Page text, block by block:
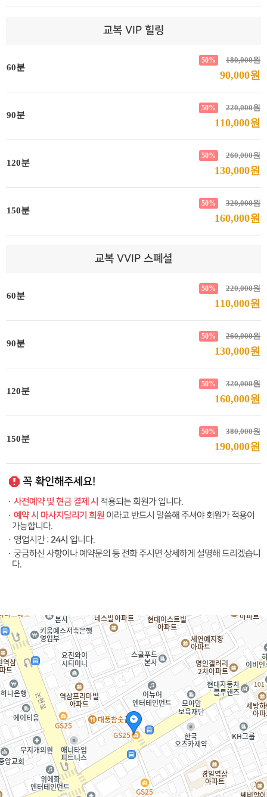
교복 VIP 힐링
60분
180,000원
50%
90,000원
90분
220,000원
50%
110,000원
120분
260,000원
50%
130,000원
150분
320,000원
50%
160,000원
교복 VVIP 스폐셜
60분
220,000원
50%
110,000원
90분
260,000원
50%
130,000원
120분
320,000원
50%
160,000원
150분
380,000원
50%
190,000원
꼭 확인해주세요!
· 사전예약 및 현금 결제 시 적용되는 회원가 입니다.
· 예약 시 마사지달리기 회원 이라고 반드시 말씀해 주셔야 회원가 적용이
가능합니다.
· 영업시간 : 24시 입니다.
· 궁금하신 사항이나 예약문의 등 전화 주시면 상세하게 설명해 드리겠습니
다.